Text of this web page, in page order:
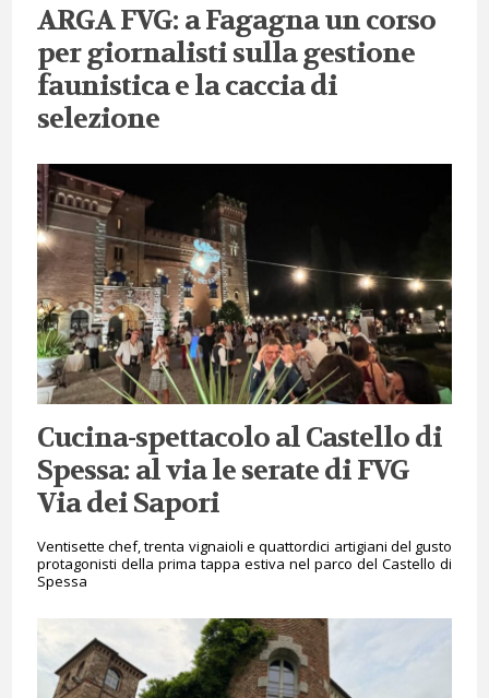
ARGA FVG: a Fagagna un corso
per giornalisti sulla gestione
faunistica e la caccia di
selezione
Cucina-spettacolo al Castello di
Spessa: al via le serate di FVG
Via dei Sapori
Ventisette chef, trenta vignaioli e quattordici artigiani del gusto
protagonisti della prima tappa estiva nel parco del Castello di
Spessa